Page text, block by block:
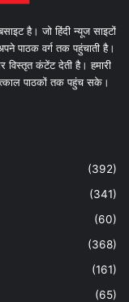
है। जो हिंदी न्यूज साइटों
पाठक वर्ग तक पहुंचाती है।
विस्तृत कंटेंट देती है। हमारी
पाठकों तक पहुंच सके।
(392)
(341)
(60)
(368)
(161)
(65)